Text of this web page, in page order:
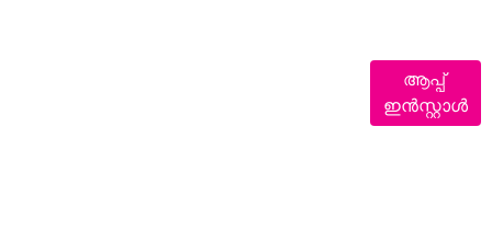
ആപ്പ്
ഇൻസ്റ്റാൾ